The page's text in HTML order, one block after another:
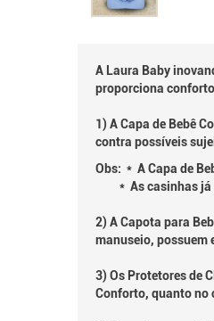
A Laura Baby
proporciona
1) A Capa de Bebê
contra possíveis
Obs: * A Capa de
* As casinhas já
2) A Capota para
manuseio, possuem
3) Os Protetores de
Conforto, quanto no